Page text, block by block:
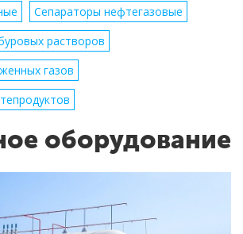
Сепараторы нефтегазовые
растворов
газов
оборудование